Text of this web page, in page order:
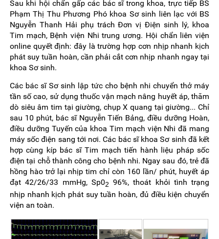
Sau khi hội chẩn gấp các bác sĩ trong khoa, trực tiếp BS
Phạm Thị Thu Phương Phó khoa Sơ sinh liên lạc với BS
Nguyễn Thanh Hải phụ trách Đơn vị Điện sinh lý, khoa
Tim mạch, Bệnh viện Nhi trung ương. Hội chẩn liên viện
online quyết định: đây là trường hợp cơn nhịp nhanh kịch
phát suy tuần hoàn, cần phải cắt cơn nhịp nhanh ngay tại
khoa Sơ sinh.
Các bác sĩ Sơ sinh lập tức cho bệnh nhi chuyển thở máy
tần số cao, sử dụng thuốc vận mạch nâng huyết áp, thăm
dò siêu âm tim tại giường, chụp X quang tại giường... Chỉ
sau 10 phút, bác sĩ Nguyễn Tiến Bảng, điều dưỡng Hoàn,
điều dưỡng Tuyến của khoa Tim mạch viện Nhi đã mang
máy sốc điện sang tới nơi. Các bác sĩ khoa Sơ sinh đã kết
hợp cùng kíp bác sĩ Tim mạch tiến hành liệu pháp sốc
điện tại chỗ thành công cho bệnh nhi. Ngay sau đó, trẻ đã
hồng hào trở lại nhịp tim chỉ còn 160 lần/ phút, huyết áp
đạt 42/26/33 mmHg, Sp02 96%, thoát khỏi tình trạng
nhịp nhanh kịch phát suy tuần hoàn, đủ điều kiện chuyển
viện an toàn.